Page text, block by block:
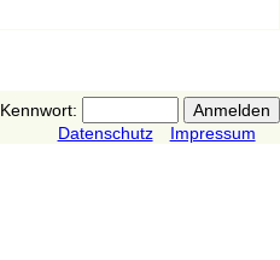
Kennwort:
Datenschutz
Impressum